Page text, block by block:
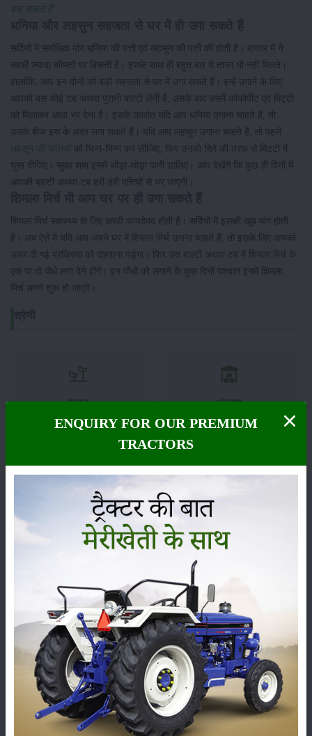
बच सकते हैं
सर्दियों में सर्वाधिक मांग धनिया की पत्ती एवं लहसुन की पत्ती की होती है। बाजार में ये
काफी ज्यादा कीमतों पर बिकती हैं। इसके साथ ही बहुत बार ये ताजा भी नहीं मिलते।
हालांकि, आप इन दोनों को बड़ी सहजता से घर में उगा सकते हैं। इन्हें उगाने के लिए
आपको बस कोई टब अथवा पुरानी बाल्टी लेनी है, उसके बाद उसमें कोकोपीट एवं मिट्टी
को मिलाकर आधा भर देना है। इसके उपरांत यदि आप धनिया उगाना चाहते हैं, तो
उसके बीज इस के अंदर लगा सकते हैं। यदि आप लहसुन उगाना चाहते हैं, तो पहले
लहसुन की कलियों
को भिन्न-भिन्न कर लीजिए, फिर उनको सिरे की तरफ से मिट्टी में
घुसा दीजिए। सुबह शाम इसमें थोड़ा-थोड़ा पानी डालिए। आप देखेंगे कि कुछ ही दिनों में
आपकी बाल्टी अथवा टब हरी-हरी पत्तियों से भर जाएगी।
शिमला मिर्च स्वास्थ्य के लिए काफी फायदेमंद होती है। सर्दियों में इसकी खूब मांग होती
है। अब ऐसे में यदि आप अपने घर में शिमला मिर्च उगाना चाहते हैं, तो इसके लिए आपको
ऊपर दी गई प्रक्रिया को दोहराना पड़ेगा। फिर उस बाल्टी अथवा टब में शिमला मिर्च के
एक या दो पौधे लगा देने होंगे। इन पौधों को लगाने के कुछ दिनों पश्चात इनमें शिमला
मिर्च लगने शुरू हो जाएंगे।
फसल भंडारण
सम्पादकीय अन्य
पूसा बासमती 1882: सूखे में भी बेहतरीन उत्पादन देने वाली
भारत की पहली सूखा-सहिष्णु बासमती किस्म
22-Jun-2026
ENQUIRY FOR OUR PREMIUM
TRACTORS